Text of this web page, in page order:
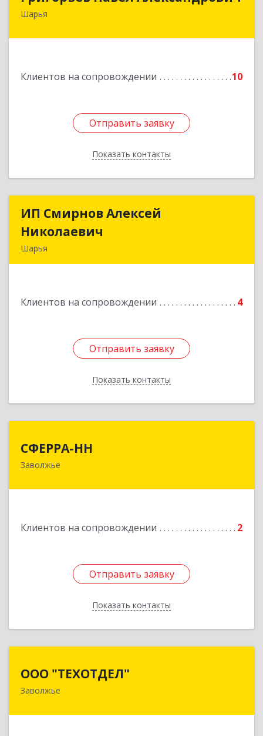
Шарья
Клиентов на сопровождении 10
Отправить заявку
Показать контакты
157505, Костромская область, город Шарья,
Отправить заявку
Назад
ИП Смирнов Алексей
Николаевич
Шарья
Клиентов на сопровождении 4
Отправить заявку
Показать контакты
ИП Смирнов Алексей
Отправить заявку
Назад
СФЕРРА-НН
Заволжье
Клиентов на сопровождении 2
Отправить заявку
Показать контакты
Отправить заявку
Назад
ООО "ТЕХОТДЕЛ"
Заволжье